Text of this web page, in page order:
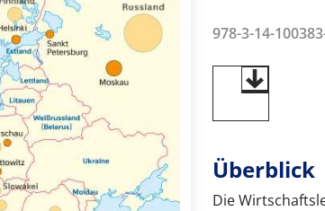
978-3-14-
Überblick
Die